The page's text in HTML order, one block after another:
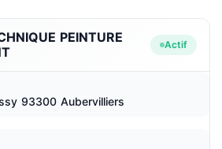
PEINTURE
Actif
93300 Aubervilliers